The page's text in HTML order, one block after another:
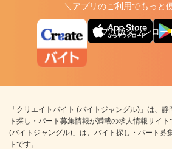
＼アプリのご利用でもっと
アプリ版ダウンロー
「クリエイトバイト (バイトジャングル)」は、
ト探し・パート募集情報が満載の求人情報サイ
(バイトジャングル)」は、バイト探し・パート募
トです。